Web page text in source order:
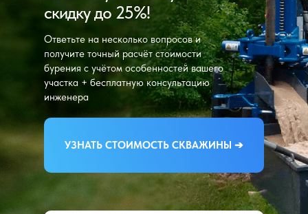
УЗНАТЬ СТОИМОСТЬ СКВАЖИНЫ ➔
Ответьте на несколько вопросов и
получите точный расчёт стоимости
бурения с учётом особенностей вашего
участка + бесплатную консультацию
инженера
скидку до 25%!